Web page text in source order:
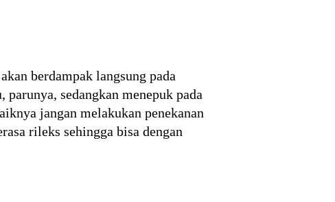
berdampak langsung pada
sedangkan menepuk pada
jangan melakukan penekanan
rileks sehingga bisa dengan